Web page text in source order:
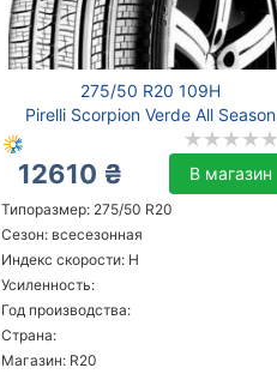
275/50 R20 109H
Pirelli Scorpion Verde All Season
12610 ₴ В магазин
Типоразмер: 275/50 R20
Сезон: всесезонная
Индекс скорости: H
Усиленность:
Год производства:
Страна:
Магазин: R20